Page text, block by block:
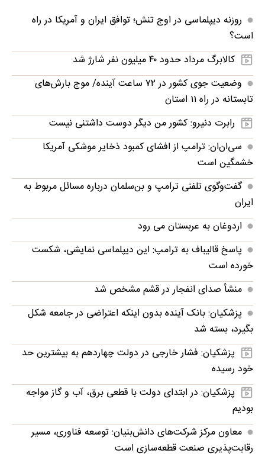
روزنه دیپلماسی در اوج تنش؛ توافق ایران و آمریکا در راه
است؟
کالابرگ مرداد حدود ۴۰‌ میلیون نفر شارژ شد
وضعیت جوی کشور در ۷۲ ساعت آینده/ موج بارش‌های
تابستانه در راه ۱۱ استان
رابرت دنیرو: کشور من دیگر دوست داشتنی نیست
سی‌ان‌ان: ترامپ از افشای کمبود ذخایر موشکی آمریکا
خشمگین است
گفت‌وگوی تلفنی ترامپ و بن‌سلمان درباره مسائل مربوط به
ایران
اردوغان به عربستان می رود
پاسخ قالیباف به ترامپ: این دیپلماسی نمایشی، شکست
خورده است
منشأ صدای انفجار در قشم مشخص شد
پزشکیان: بانک آینده بدون اینکه اعتراضی در جامعه شکل
بگیرد، بسته شد
پزشکیان: فشار خارجی در دولت چهاردهم به بیشترین حد
خود رسیده
پزشکیان: در ابتدای دولت با قطعی برق، آب و گاز مواجه
بودیم
معاون مرکز شرکت‌های دانش‌بنیان: توسعه فناوری، مسیر
رقابت‌پذیری صنعت قطعه‌سازی است